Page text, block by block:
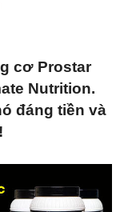
cơ Prostar
Nutrition.
đáng tiền và